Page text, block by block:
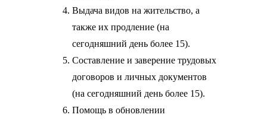
Выдача видов на жительство, а
также их продление (на
сегодняшний день более 15).
Составление и заверение трудовых
договоров и личных документов
(на сегодняшний день более 15).
Помощь в обновлении